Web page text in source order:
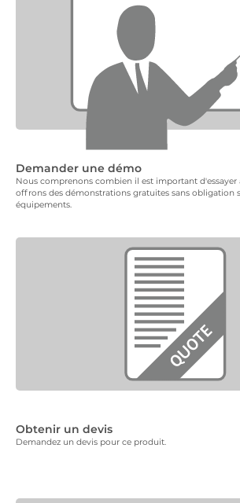
Demander une démo
Nous comprenons combien il est important d'essayer
offrons des démonstrations gratuites sans obligation
équipements.
Obtenir un devis
Demandez un devis pour ce produit.